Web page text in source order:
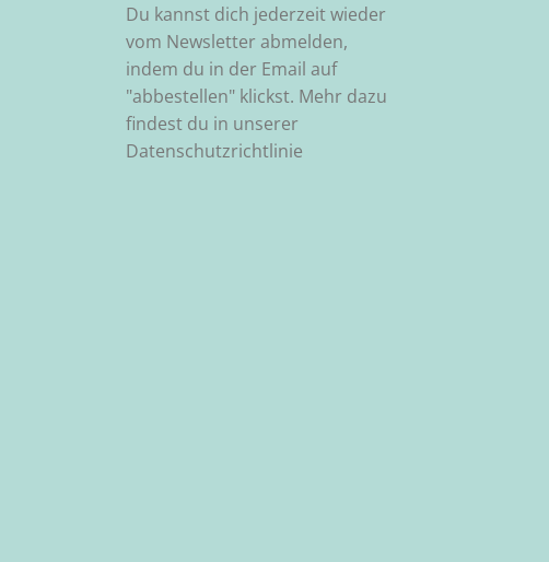
Du kannst dich jederzeit wieder
vom Newsletter abmelden,
indem du in der Email auf
"abbestellen" klickst. Mehr dazu
findest du in unserer
Datenschutzrichtlinie